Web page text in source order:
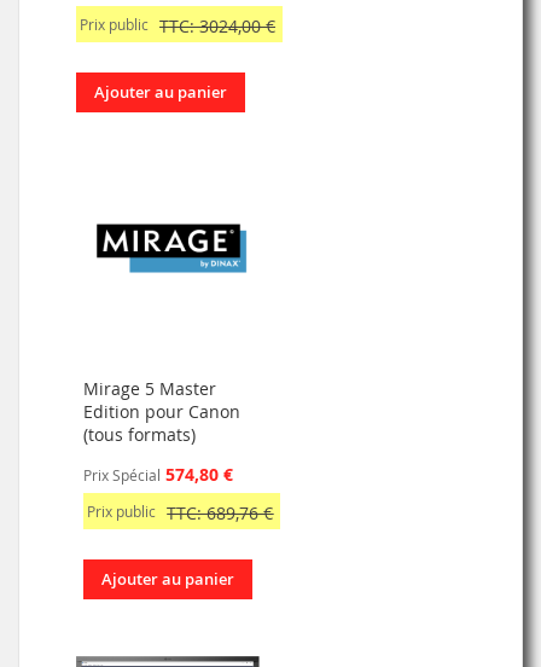
Prix public TTC: 3024,00 €
Ajouter au panier
Mirage 5 Master
Edition pour Canon
(tous formats)
Prix Spécial 574,80 €
Prix public TTC: 689,76 €
Ajouter au panier